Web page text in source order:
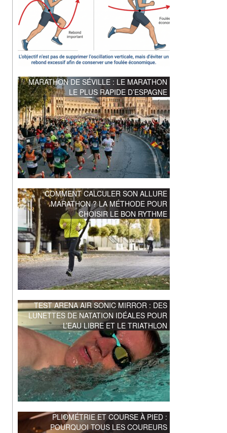
MARATHON DE SÉVILLE : LE MARATHON
LE PLUS RAPIDE D’ESPAGNE
COMMENT CALCULER SON ALLURE
MARATHON ? LA MÉTHODE POUR
CHOISIR LE BON RYTHME
TEST ARENA AIR SONIC MIRROR : DES
LUNETTES DE NATATION IDÉALES POUR
L’EAU LIBRE ET LE TRIATHLON
PLIOMÉTRIE ET COURSE À PIED :
POURQUOI TOUS LES COUREURS